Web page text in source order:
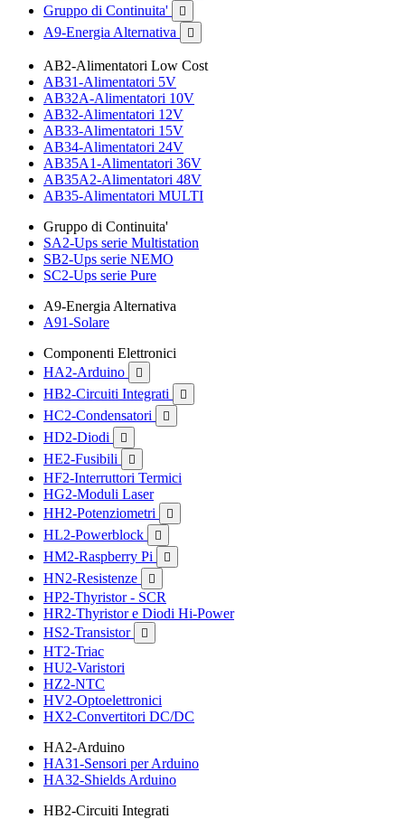
Gruppo di Continuita'

A9-Energia Alternativa 
AB2-Alimentatori Low Cost
AB31-Alimentatori 5V
AB32A-Alimentatori 10V
AB32-Alimentatori 12V
AB33-Alimentatori 15V
AB34-Alimentatori 24V
AB35A1-Alimentatori 36V
AB35A2-Alimentatori 48V
AB35-Alimentatori MULTI
Gruppo di Continuita'
SA2-Ups serie Multistation
SB2-Ups serie NEMO
SC2-Ups serie Pure
A9-Energia Alternativa
A91-Solare
Componenti Elettronici
HA2-Arduino

HB2-Circuiti Integrati 
HC2-Condensatori 
HD2-Diodi 
HE2-Fusibili 
HF2-Interruttori Termici
HG2-Moduli Laser
HH2-Potenziometri

HL2-Powerblock 
HM2-Raspberry Pi 
HN2-Resistenze 
HP2-Thyristor - SCR
HR2-Thyristor e Diodi Hi-Power
HS2-Transistor

HT2-Triac
HU2-Varistori
HZ2-NTC
HV2-Optoelettronici
HX2-Convertitori DC/DC
HA2-Arduino
HA31-Sensori per Arduino
HA32-Shields Arduino
HB2-Circuiti Integrati